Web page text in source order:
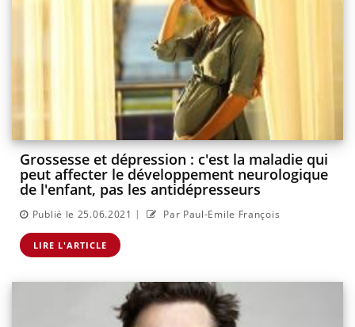
Grossesse et dépression : c'est la maladie qui
peut affecter le développement neurologique
de l'enfant, pas les antidépresseurs
Publié le 25.06.2021 | Par Paul-Emile François
LIRE L'ARTICLE